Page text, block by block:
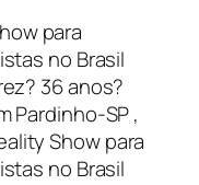
36 anos?
Pardinho-SP ,
Show para
no Brasil